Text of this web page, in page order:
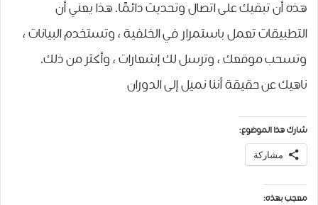
هذه أن تبقيك على اتصال وتحديث دائمًا. هذا يعني أن
التطبيقات تعمل باستمرار في الخلفية ، وتستخدم البيانات ،
وتسحب موقعك ، وترسل لك إشعارات ، وأكثر من ذلك.
ناهيك عن حقيقة أننا نميل إلى الدوران
شارك هذا الموضوع:
مشاركة
معجب بهذه: